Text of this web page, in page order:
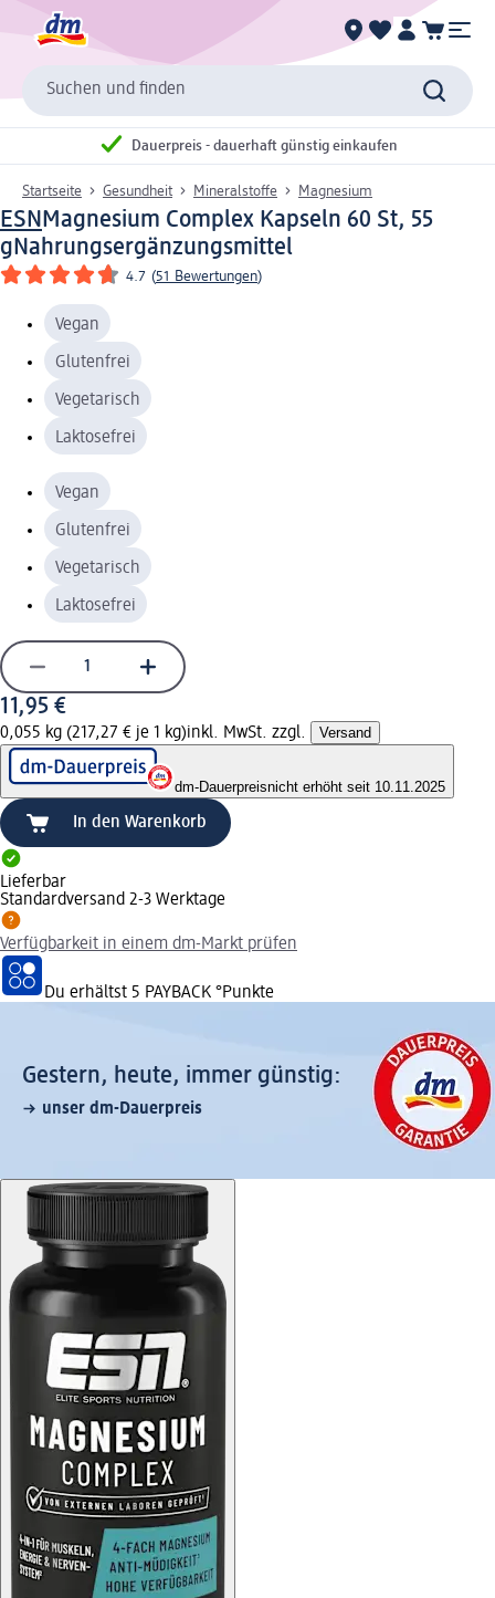
Suchen und finden
Dauerpreis - dauerhaft günstig einkaufen
Startseite Gesundheit Mineralstoffe Magnesium
ESNMagnesium Complex Kapseln 60 St, 55
gNahrungsergänzungsmittel
4.7 (51 Bewertungen)
Vegan
Glutenfrei
Vegetarisch
Laktosefrei
Vegan
Glutenfrei
Vegetarisch
Laktosefrei
11,95 €
0,055 kg (217,27 € je 1 kg)inkl. MwSt. zzgl. Versand
dm-Dauerpreisnicht erhöht seit 10.11.2025
In den Warenkorb
Lieferbar
Standardversand 2-3 Werktage
Verfügbarkeit in einem dm-Markt prüfen
Du erhältst 5 PAYBACK °Punkte
Gestern, heute, immer günstig:
unser dm-Dauerpreis